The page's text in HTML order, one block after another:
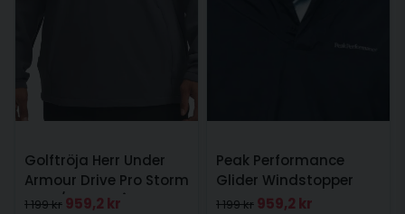
Golftröja Herr Under
Armour Drive Pro Storm
Hyb 1/2 Zip Grå
1 199 kr 959,2 kr
Peak Performance
Glider Windstopper
Crew Herr Svart
1 199 kr 959,2 kr